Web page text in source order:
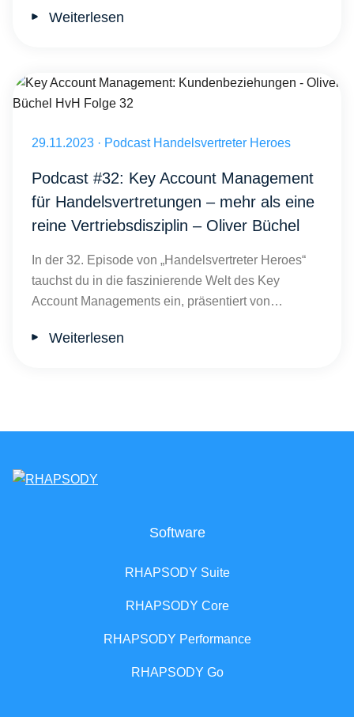
Weiterlesen
Veröffentlicht am 29.11.2023
29.11.2023 · Podcast Handelsvertreter Heroes
Podcast #32: Key Account Management
für Handelsvertretungen – mehr als eine
reine Vertriebsdisziplin – Oliver Büchel
In der 32. Episode von „Handelsvertreter Heroes“
tauchst du in die faszinierende Welt des Key
Account Managements ein, präsentiert von…
Weiterlesen
Software
RHAPSODY Suite
RHAPSODY Core
RHAPSODY Performance
RHAPSODY Go